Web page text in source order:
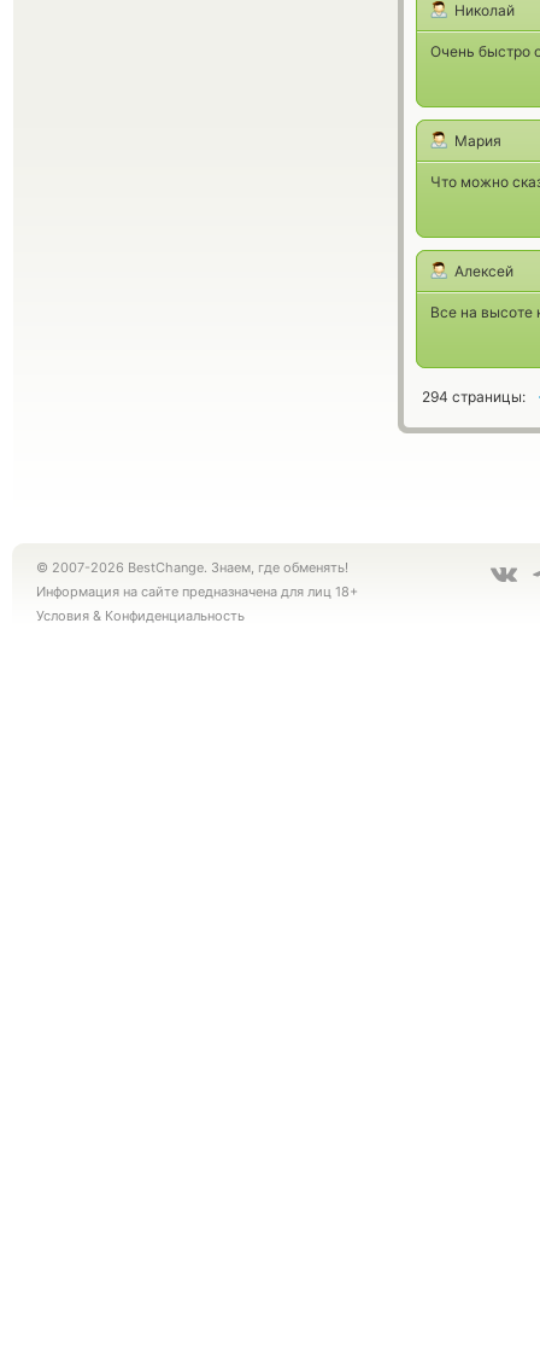
Николай
Очень быстро
Мария
Что можно
Алексей
Все на высоте
294 страницы:
© 2007-2026 BestChange. Знаем, где обменять!
Информация на сайте предназначена для лиц 18+
Условия & Конфиденциальность